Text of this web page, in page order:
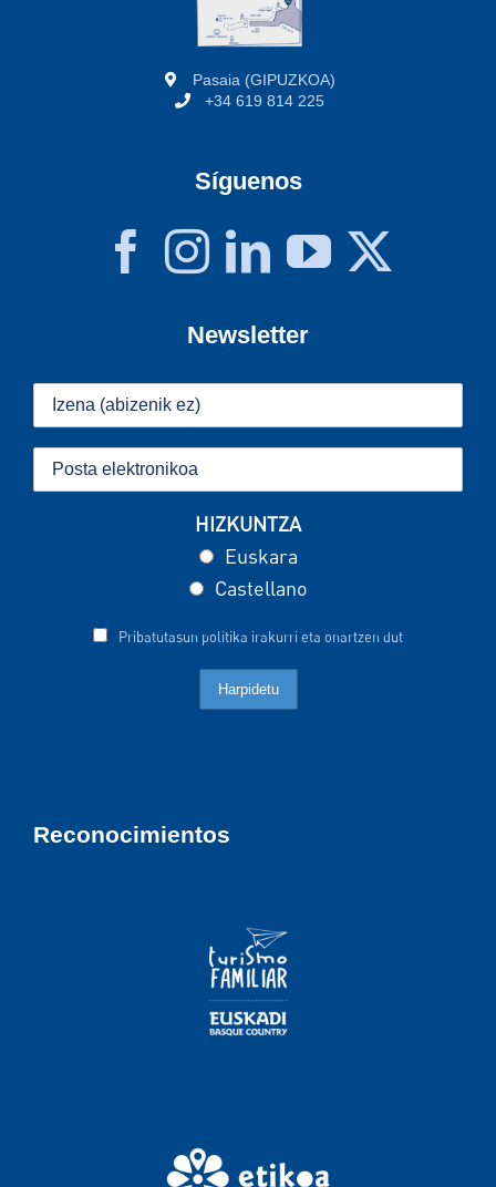
Pasaia (GIPUZKOA)
+34 619 814 225
Síguenos
Newsletter
HIZKUNTZA
Euskara
Castellano
Pribatutasun politika irakurri eta onartzen dut
Reconocimientos